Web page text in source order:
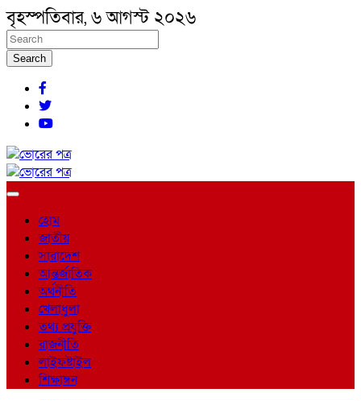
বৃহস্পতিবার, ৬ আগস্ট ২০২৬
Search
হোম
জাতীয়
সারাদেশ
আন্তর্জাতিক
অর্থনীতি
খেলাধুলা
তথ্য প্রযুক্তি
রাজনীতি
লাইফষ্টাইল
শিক্ষাঙ্গন